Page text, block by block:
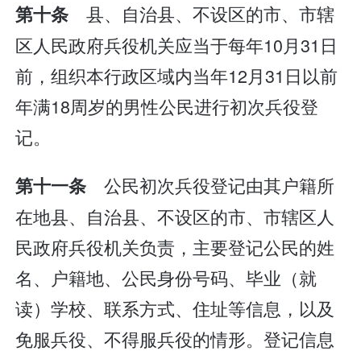
第十条县、自治县、不设区的市、市辖
区人民政府兵役机关应当于每年10月31日
前，组织本行政区域内当年12月31日以前
年满18周岁的男性公民进行初次兵役登
记。
第十一条公民初次兵役登记由其户籍所
在地县、自治县、不设区的市、市辖区人
民政府兵役机关负责，主要登记公民的姓
名、户籍地、公民身份号码、毕业（就
读）学校、联系方式、住址等信息，以及
免服兵役、不得服兵役的情形。登记信息